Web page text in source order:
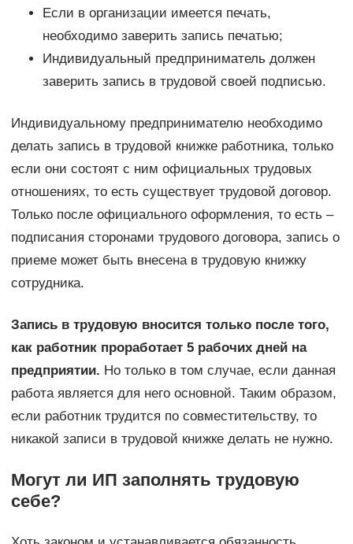
Если в организации имеется печать,
необходимо заверить запись печатью;
Индивидуальный предприниматель должен
заверить запись в трудовой своей подписью.
Индивидуальному предпринимателю необходимо
делать запись в трудовой книжке работника, только
если они состоят с ним официальных трудовых
отношениях, то есть существует трудовой договор.
Только после официального оформления, то есть –
подписания сторонами трудового договора, запись о
приеме может быть внесена в трудовую книжку
сотрудника.
Запись в трудовую вносится только после того,
как работник проработает 5 рабочих дней на
предприятии. Но только в том случае, если данная
работа является для него основной. Таким образом,
если работник трудится по совместительству, то
никакой записи в трудовой книжке делать не нужно.
Могут ли ИП заполнять трудовую
себе?